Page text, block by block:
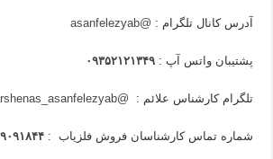
آدرس کانال تلگرام : @asanfelezyab
پشتیبان واتس آپ :۰۹۳۵۲۱۲۱۳۴۹
تلگرام کارشناس علائم : @karshenas_asanfelezyab
شماره تماس کارشناسان فروش فلزیاب :